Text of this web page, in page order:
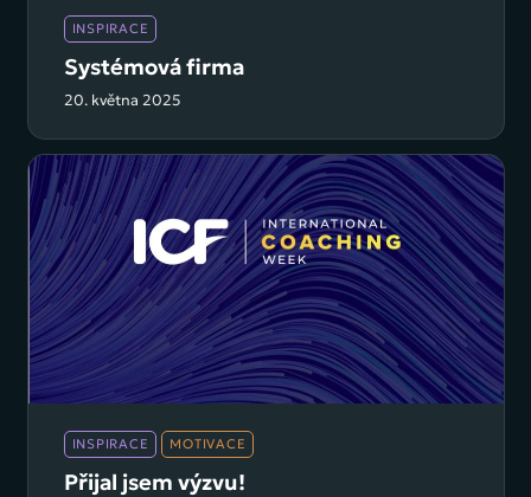
INSPIRACE
Systémová firma
20. května 2025
INSPIRACE MOTIVACE
Přijal jsem výzvu!